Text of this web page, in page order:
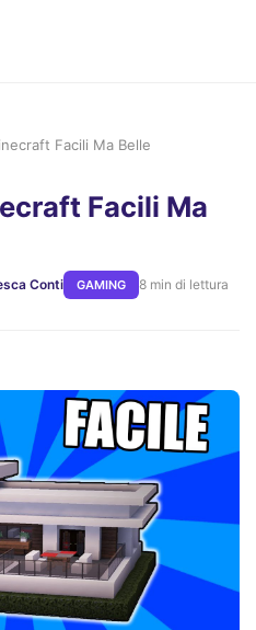
Facili Ma Belle
Facili Ma
Conti GAMING 8 min di lettura